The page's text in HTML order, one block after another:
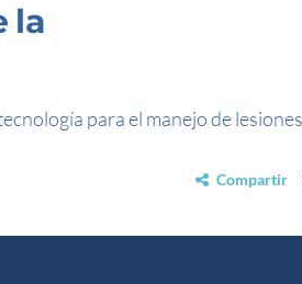
la
para el manejo de lesiones
Compartir